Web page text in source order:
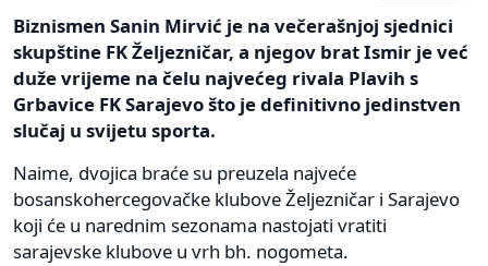
Biznismen Sanin Mirvić je na večerašnjoj sjednici
skupštine FK Željezničar, a njegov brat Ismir je već
duže vrijeme na čelu najvećeg rivala Plavih s
Grbavice FK Sarajevo što je definitivno jedinstven
slučaj u svijetu sporta.
Naime, dvojica braće su preuzela najveće
bosanskohercegovačke klubove Željezničar i Sarajevo
koji će u narednim sezonama nastojati vratiti
sarajevske klubove u vrh bh. nogometa.